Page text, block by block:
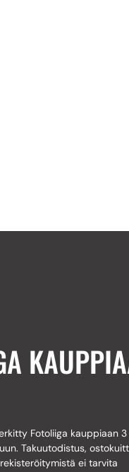
Fotoliiga kauppiaan
Takuutodistus,
ei tarvita